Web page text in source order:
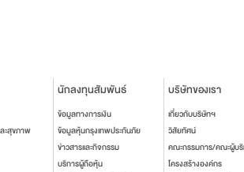
ะสุขภาพ
นักลงทุนสัมพันธ์
ข้อมูลทางการเงิน
ข้อมูลหุ้นกรุงเทพประกันภัย
ข่าวสารและกิจกรรม
บริการผู้ถือหุ้น
บริษัทของเรา
เกี่ยวกับบริษัทฯ
วิสัยทัศน์
คณะกรรมการ/คณะผู้บ
โครงสร้างองค์กร